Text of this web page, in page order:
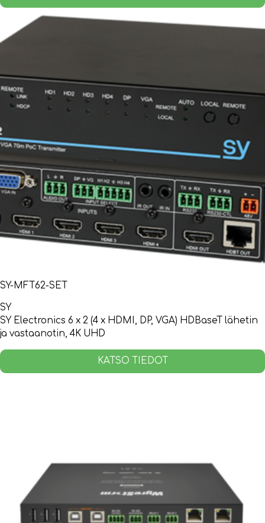
SY-MFT62-SET
SY
SY Electronics 6 x 2 (4 x HDMI, DP, VGA) HDBaseT lähetin
ja vastaanotin, 4K UHD
KATSO TIEDOT